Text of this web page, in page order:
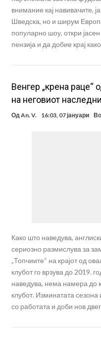
внимание кај навивачите,
Шведска, но и ширум
популарно шоу, откри
пензија и да добие крај
Венгер „крена раце“
на неговиот
ОдAn. V. 16:03, 07 јануари
Како што наведува,
сериозно размислува за
„Топчиите“ на крајот од
клубот го врзува до 2019.
наведува, нема намера до
клубот. Изминатата
со работата и доби нов